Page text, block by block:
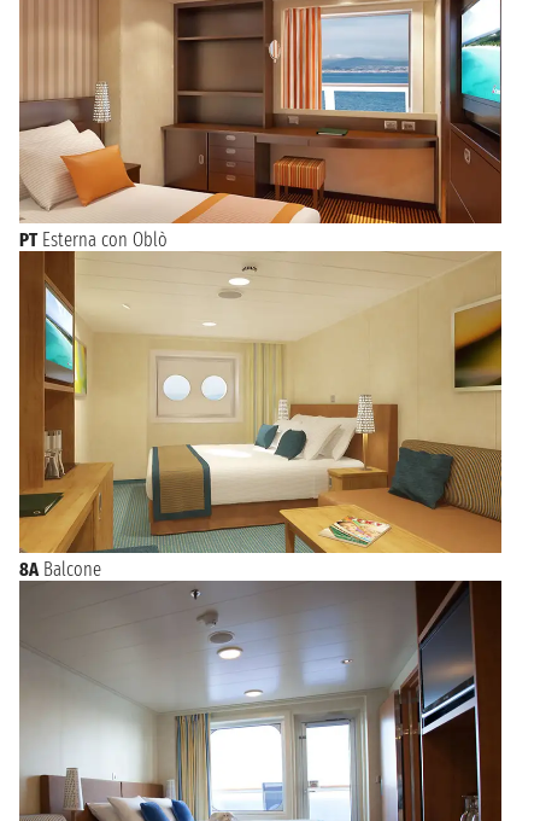
PT Esterna con Oblò
8A Balcone